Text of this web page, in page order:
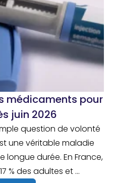
médicaments pour
juin 2026
question de volonté
une véritable maladie
longue durée. En France,
% des adultes et ...